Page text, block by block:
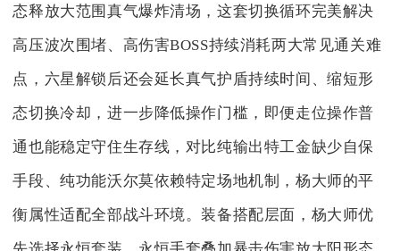
态释放大范围真气爆炸清场，这套切换循环完美解决
高压波次围堵、高伤害BOSS持续消耗两大常见通关难
点，六星解锁后还会延长真气护盾持续时间、缩短形
态切换冷却，进一步降低操作门槛，即便走位操作普
通也能稳定守住生存线，对比纯输出特工金缺少自保
手段、纯功能沃尔莫依赖特定场地机制，杨大师的平
衡属性适配全部战斗环境。装备搭配层面，杨大师优